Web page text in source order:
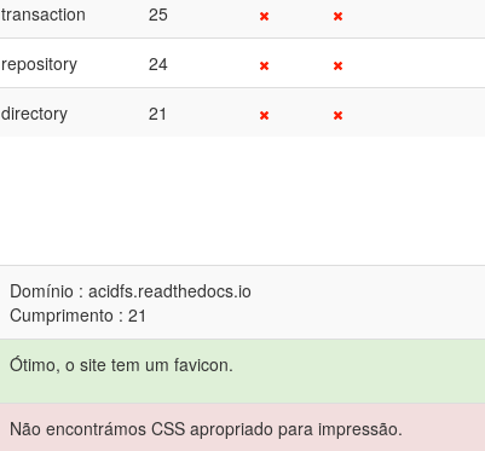
transaction 25
repository 24
directory 21
Domínio : acidfs.readthedocs.io
Cumprimento : 21
Ótimo, o site tem um favicon.
Não encontrámos CSS apropriado para impressão.